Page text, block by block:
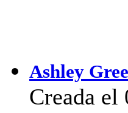
Ashley
Creada